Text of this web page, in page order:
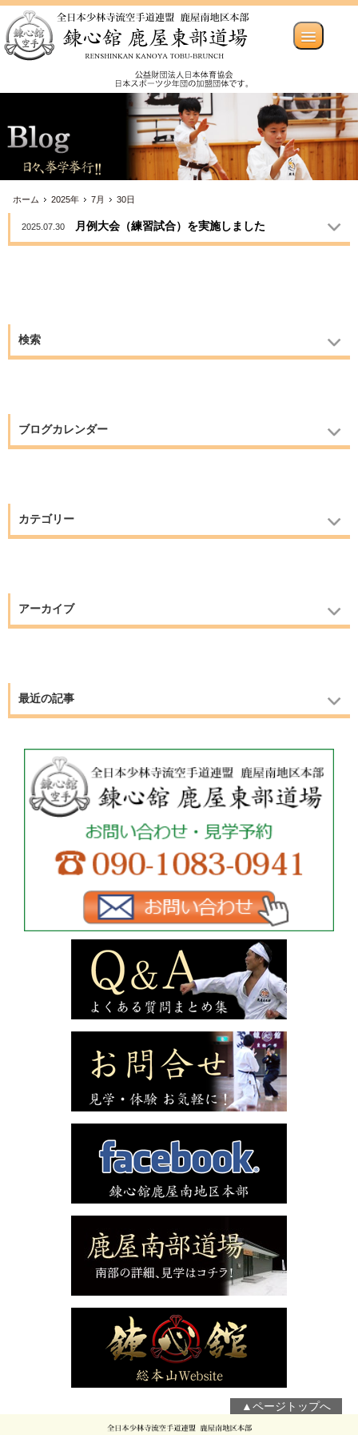
ホーム 2025年 7月 30日
2025.07.30 月例大会（練習試合）を実施しました
検索
ブログカレンダー
カテゴリー
アーカイブ
最近の記事
▲ページトップへ